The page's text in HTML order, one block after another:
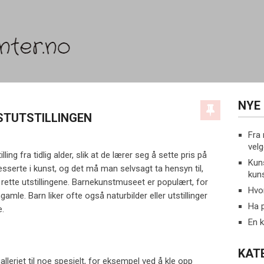
fra tidlig alder, slik at de lærer seg å sette pris på
i kunst, og det må man selvsagt ta hensyn til,
utstillingene. Barnekunstmuseet er populært, for
Barn liker ofte også naturbilder eller utstillinger
til noe spesielt, for eksempel ved å kle opp
NYE
Fra
Ha
En